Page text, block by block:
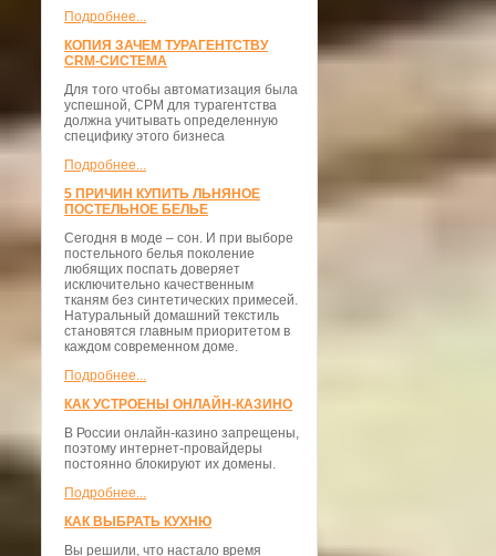
Подробнее...
КОПИЯ ЗАЧЕМ ТУРАГЕНТСТВУ
CRM-СИСТЕМА
Для того чтобы автоматизация была
успешной, СРМ для турагентства
должна учитывать определенную
специфику этого бизнеса
Подробнее...
5 ПРИЧИН КУПИТЬ ЛЬНЯНОЕ
ПОСТЕЛЬНОЕ БЕЛЬЕ
Сегодня в моде – сон. И при выборе
постельного белья поколение
любящих поспать доверяет
исключительно качественным
тканям без синтетических примесей.
Натуральный домашний текстиль
становятся главным приоритетом в
каждом современном доме.
Подробнее...
КАК УСТРОЕНЫ ОНЛАЙН-КАЗИНО
В России онлайн-казино запрещены,
поэтому интернет-провайдеры
постоянно блокируют их домены.
Подробнее...
КАК ВЫБРАТЬ КУХНЮ
Вы решили, что настало время